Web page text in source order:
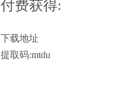
付费获得:
下载地址
提取码:mtdu